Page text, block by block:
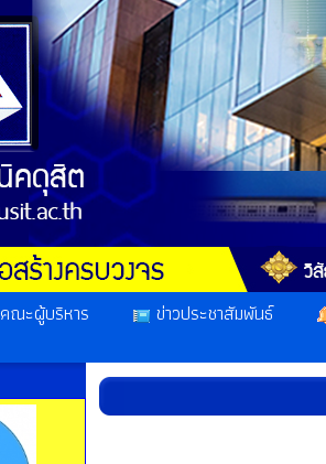
คณะผู้บริหาร ข่าวประชาสัมพันธ์